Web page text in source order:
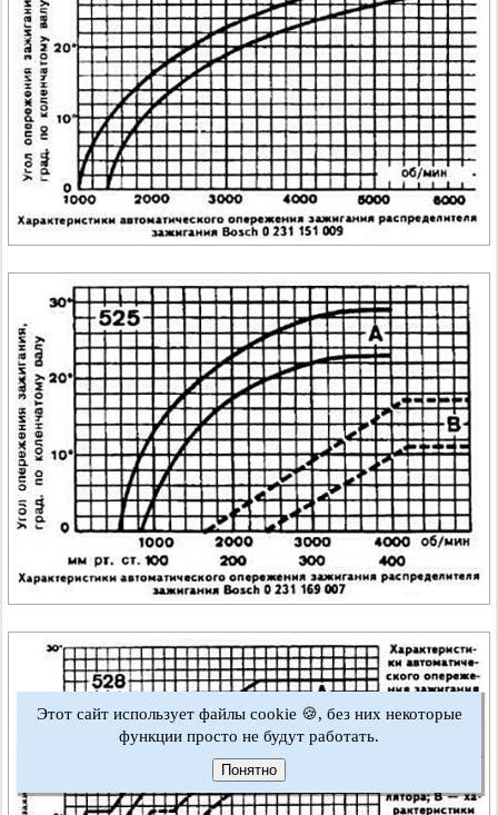
Этот сайт использует файлы cookie 🍪, без них некоторые
функции просто не будут работать.
Понятно